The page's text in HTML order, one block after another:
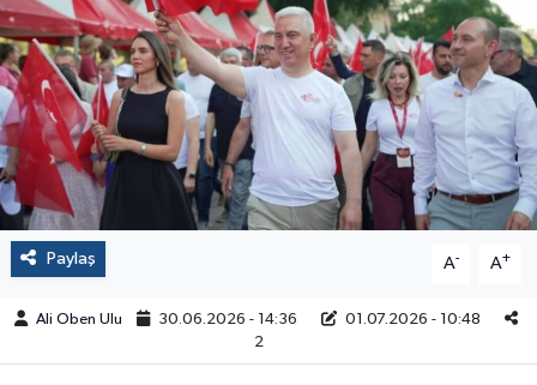
Paylaş A- A+
Ali Oben Ulu 30.06.2026 - 14:36
01.07.2026 - 10:48
2
Haber Arşivi